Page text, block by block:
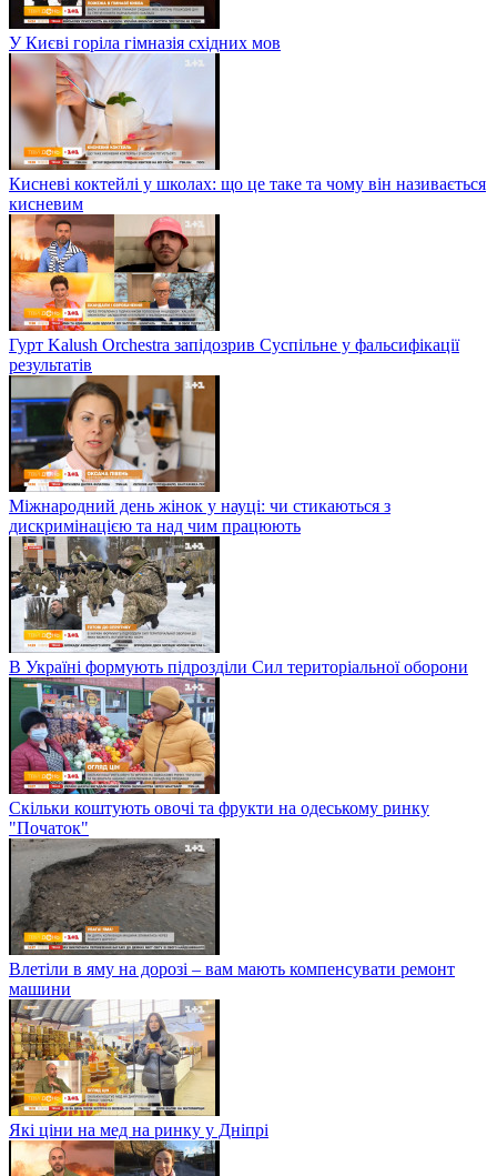
У Києві горіла гімназія східних мов
Кисневі коктейлі у школах: що це таке та чому він називається
кисневим
Гурт Kalush Orchestra запідозрив Суспільне у фальсифікації
результатів
Міжнародний день жінок у науці: чи стикаються з
дискримінацією та над чим працюють
В Україні формують підрозділи Сил територіальної оборони
Скільки коштують овочі та фрукти на одеському ринку
"Початок"
Влетіли в яму на дорозі – вам мають компенсувати ремонт
машини
Які ціни на мед на ринку у Дніпрі